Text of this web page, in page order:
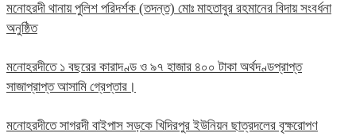
মনোহরদী থানায় পুলিশ পরিদর্শক (তদন্ত) মোঃ মাহতাবুর রহমানের বিদায় সংবর্ধনা
অনুষ্ঠিত
মনোহরদীতে ১ বছরের কারাদণ্ড ও ৯৭ হাজার ৪০০ টাকা অর্থদণ্ডপ্রাপ্ত
সাজাপ্রাপ্ত আসামি গ্রেপ্তার।
মনোহরদীতে সাগরদী বাইপাস সড়কে খিদিরপুর ইউনিয়ন ছাত্রদলের বৃক্ষরোপণ